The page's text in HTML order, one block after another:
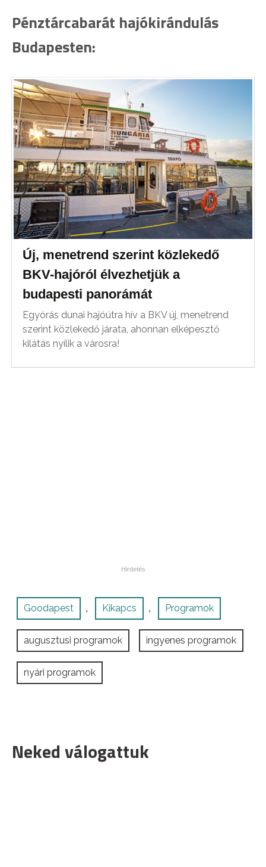
Pénztárcabarát hajókirándulás
Budapesten:
Új, menetrend szerint közlekedő
BKV-hajóról élvezhetjük a
budapesti panorámát
Egyórás dunai hajóútra hív a BKV új, menetrend
szerint közlekedő járata, ahonnan elképesztő
kilátás nyílik a városra!
Goodapest , Kikapcs , Programok
augusztusi programok ingyenes programok
nyári programok
Neked válogattuk